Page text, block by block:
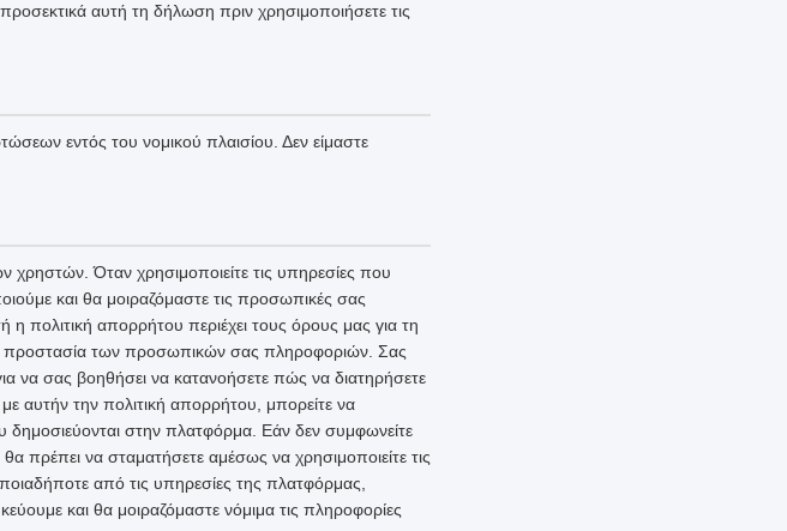
αυτή τη δήλωση πριν χρησιμοποιήσετε τις
εντός του νομικού πλαισίου. Δεν είμαστε
Όταν χρησιμοποιείτε τις υπηρεσίες που
και θα μοιραζόμαστε τις προσωπικές σας
πολιτική απορρήτου περιέχει τους όρους μας για τη
προστασία των προσωπικών σας πληροφοριών. Σας
να σας βοηθήσει να κατανοήσετε πώς να διατηρήσετε
αυτήν την πολιτική απορρήτου, μπορείτε να
δημοσιεύονται στην πλατφόρμα. Εάν δεν συμφωνείτε
πρέπει να σταματήσετε αμέσως να χρησιμοποιείτε τις
από τις υπηρεσίες της πλατφόρμας,
και θα μοιραζόμαστε νόμιμα τις πληροφορίες